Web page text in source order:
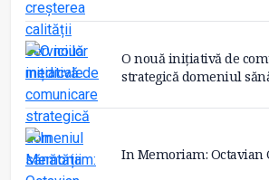
O nouă inițiativă de
strategică domeniul
In Memoriam: Octavian